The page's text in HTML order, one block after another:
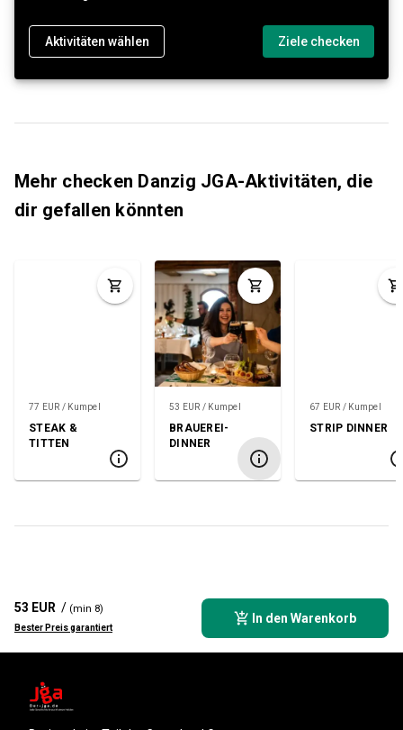
Aktivitäten wählen Ziele checken
Mehr checken Danzig JGA-Aktivitäten, die
dir gefallen könnten
77 EUR / Kumpel
STEAK &
TITTEN
53 EUR / Kumpel
BRAUEREI-
DINNER
67 EUR / Kumpel
STRIP DINNER
53 EUR / (min 8)
Bester Preis garantiert
In den Warenkorb